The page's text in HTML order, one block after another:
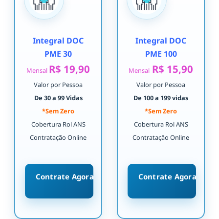
Integral DOC
PME 30
Mensal R$ 19,90
Valor por Pessoa
De 30 a 99 Vidas
*Sem Zero
Cobertura Rol ANS
Contratação Online
Contrate Agora
Integral DOC
PME 100
Mensal R$ 15,90
Valor por Pessoa
De 100 a 199 vidas
*Sem Zero
Cobertura Rol ANS
Contratação Online
Contrate Agora